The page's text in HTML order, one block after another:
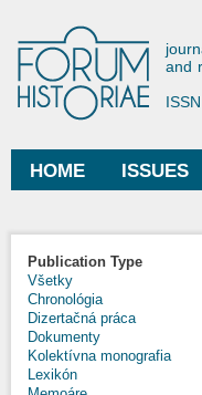
and
Main menu
HOME ISSUES
Publication Type
Všetky
Chronológia
Dizertačná práca
Dokumenty
Kolektívna monografia
Lexikón